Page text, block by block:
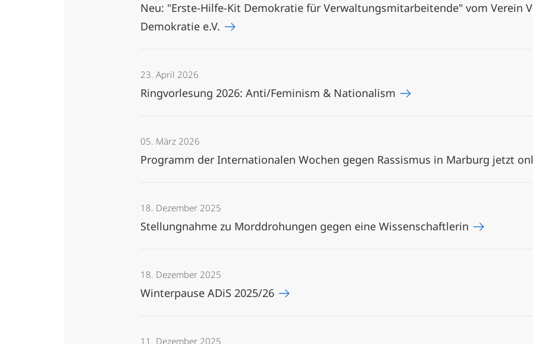
Neu: "Erste-Hilfe-Kit Demokratie für Verwaltungsmitarbeitende" vom Verein
Demokratie e.V.
23. April 2026
Ringvorlesung 2026: Anti/Feminism & Nationalism
05. März 2026
Programm der Internationalen Wochen gegen Rassismus in Marburg jetzt
18. Dezember 2025
Stellungnahme zu Morddrohungen gegen eine Wissenschaftlerin
18. Dezember 2025
Winterpause ADiS 2025/26
11. Dezember 2025